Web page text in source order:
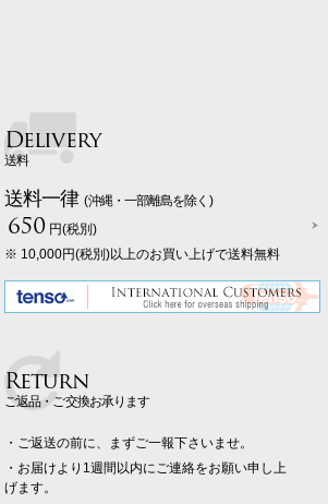
Delivery
送料
送料一律 (沖縄・一部離島を除く)
650 円(税別)
※ 10,000円(税別)以上のお買い上げで送料無料
Return
ご返品・ご交換お承ります
・ご返送の前に、まずご一報下さいませ。
・お届けより1週間以内にご連絡をお願い申し上
げます。